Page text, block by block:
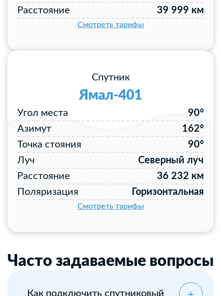
Расстояние
39 999 км
Смотреть тарифы
Спутник
Ямал-401
Угол места
90°
Азимут
162°
Точка стояния
90°
Луч
Северный луч
Расстояние
36 232 км
Поляризация
Горизонтальная
Смотреть тарифы
Часто задаваемые вопросы
Как подключить спутниковый